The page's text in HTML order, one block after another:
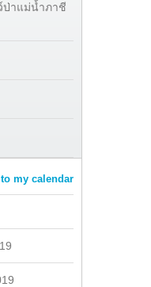
ป่าแม่น้ำภาชี
my calendar